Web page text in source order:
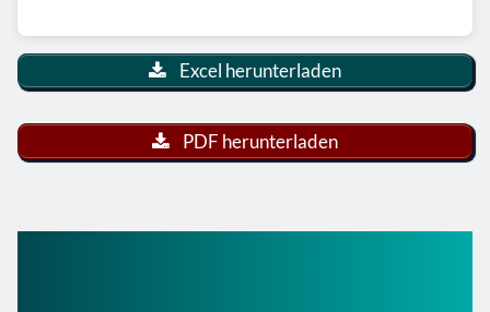
Excel herunterladen
PDF herunterladen